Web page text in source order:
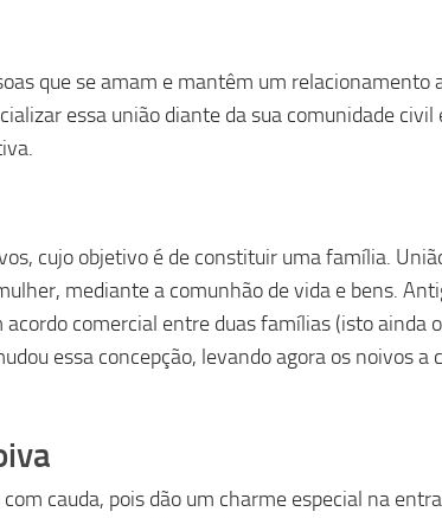
que se amam e mantêm um relacionamento
essa união diante da sua comunidade civil
cujo objetivo é de constituir uma família.
mediante a comunhão de vida e bens.
comercial entre duas famílias (isto ainda
essa concepção, levando agora os noivos a
cauda, pois dão um charme especial na